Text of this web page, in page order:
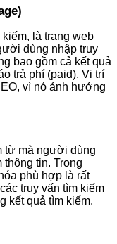
là trang web
dùng nhập truy
bao gồm cả kết quả
trả phí (paid). Vị trí
vì nó ảnh hưởng
từ mà người dùng
thông tin. Trong
phù hợp là rất
truy vấn tìm kiếm
kết quả tìm kiếm.